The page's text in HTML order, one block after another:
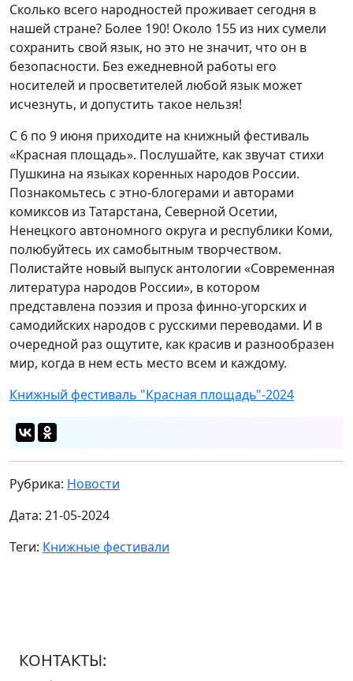
Сколько всего народностей проживает сегодня в
нашей стране? Более 190! Около 155 из них сумели
сохранить свой язык, но это не значит, что он в
безопасности. Без ежедневной работы его
носителей и просветителей любой язык может
исчезнуть, и допустить такое нельзя!
С 6 по 9 июня приходите на книжный фестиваль
«Красная площадь». Послушайте, как звучат стихи
Пушкина на языках коренных народов России.
Познакомьтесь с этно-блогерами и авторами
комиксов из Татарстана, Северной Осетии,
Ненецкого автономного округа и республики Коми,
полюбуйтесь их самобытным творчеством.
Полистайте новый выпуск антологии «Современная
литература народов России», в котором
представлена поэзия и проза финно-угорских и
самодийских народов с русскими переводами. И в
очередной раз ощутите, как красив и разнообразен
мир, когда в нем есть место всем и каждому.
Книжный фестиваль "Красная площадь"-2024
Рубрика: Новости
Дата: 21-05-2024
Теги: Книжные фестивали
КОНТАКТЫ: